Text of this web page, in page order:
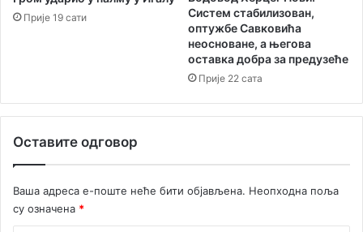
Прије 19 сати
Систем стабилизован,
оптужбе Савковића
неосноване, а његова
оставка добра за предузеће
Прије 22 сата
Оставите одговор
Ваша адреса е-поште неће бити објављена. Неопходна поља
су означена *